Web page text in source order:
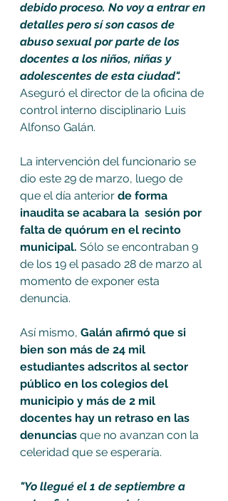
debido proceso. No voy a entrar en
detalles pero sí son casos de
abuso sexual por parte de los
docentes a los niños, niñas y
adolescentes de esta ciudad".
Aseguró el director de la oficina de
control interno disciplinario Luis
Alfonso Galán.
La intervención del funcionario se
dio este 29 de marzo, luego de
que el día anterior de forma
inaudita se acabara la  sesión por
falta de quórum en el recinto
municipal. Sólo se encontraban 9
de los 19 el pasado 28 de marzo al
momento de exponer esta
denuncia.
Así mismo, Galán afirmó que si
bien son más de 24 mil
estudiantes adscritos al sector
público en los colegios del
municipio y más de 2 mil
docentes hay un retraso en las
denuncias que no avanzan con la
celeridad que se esperaría.
"Yo llegué el 1 de septiembre a